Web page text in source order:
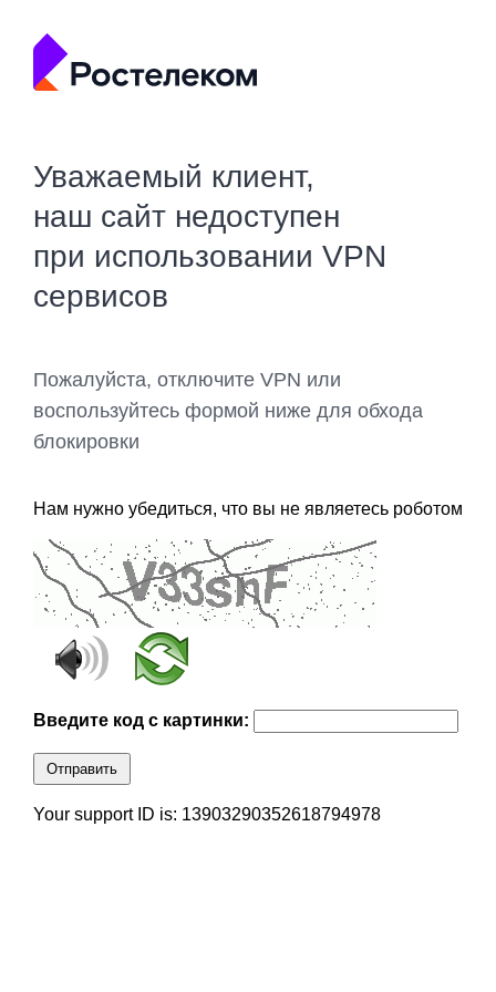
Уважаемый клиент,
наш сайт недоступен
при использовании VPN
сервисов
Пожалуйста, отключите VPN или
воспользуйтесь формой ниже для обхода
блокировки
Нам нужно убедиться, что вы не являетесь роботом
Введите код с картинки:
Отправить
Your support ID is: 13903290352618794978